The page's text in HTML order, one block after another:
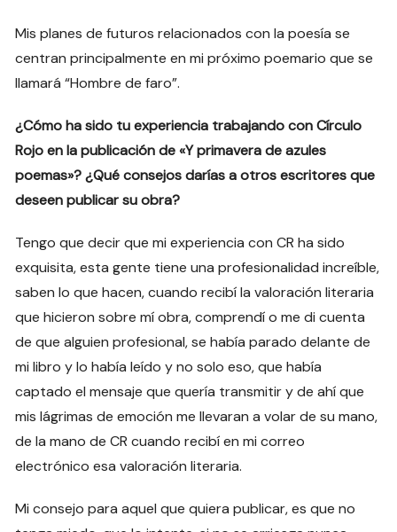
Mis planes de futuros relacionados con la poesía se
centran principalmente en mi próximo poemario que se
llamará “Hombre de faro”.
¿Cómo ha sido tu experiencia trabajando con Círculo
Rojo en la publicación de «Y primavera de azules
poemas»? ¿Qué consejos darías a otros escritores que
deseen publicar su obra?
Tengo que decir que mi experiencia con CR ha sido
exquisita, esta gente tiene una profesionalidad increíble,
saben lo que hacen, cuando recibí la valoración literaria
que hicieron sobre mí obra, comprendí o me di cuenta
de que alguien profesional, se había parado delante de
mi libro y lo había leído y no solo eso, que había
captado el mensaje que quería transmitir y de ahí que
mis lágrimas de emoción me llevaran a volar de su mano,
de la mano de CR cuando recibí en mi correo
electrónico esa valoración literaria.
Mi consejo para aquel que quiera publicar, es que no